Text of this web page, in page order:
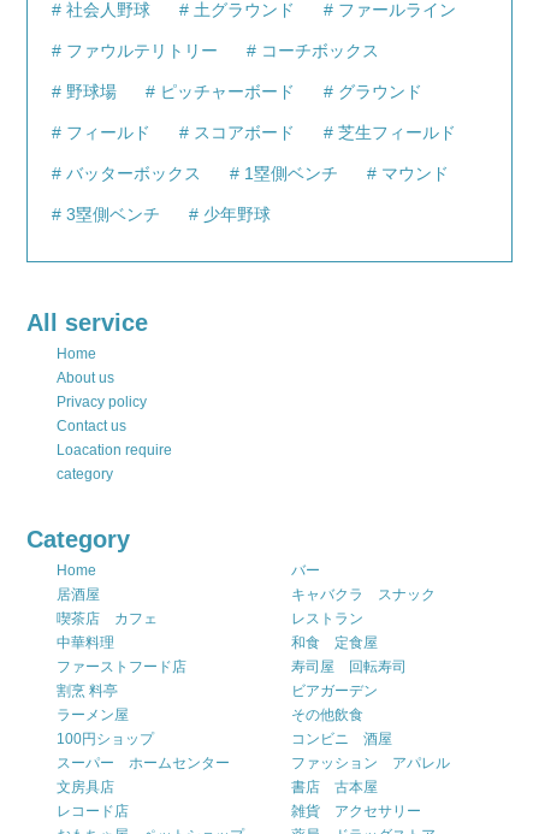
社会人野球 土グラウンド ファールライン
ファウルテリトリー コーチボックス
野球場 ピッチャーボード グラウンド
フィールド スコアボード 芝生フィールド
バッターボックス 1塁側ベンチ マウンド
3塁側ベンチ 少年野球
All service
Home
About us
Privacy policy
Contact us
Loacation require
category
Category
Home
バー
居酒屋
キャバクラ スナック
喫茶店 カフェ
レストラン
中華料理
和食 定食屋
ファーストフード店
寿司屋 回転寿司
割烹 料亭
ビアガーデン
ラーメン屋
その他飲食
100円ショップ
コンビニ 酒屋
スーパー ホームセンター
ファッション アパレル
文房具店
書店 古本屋
レコード店
雑貨 アクセサリー